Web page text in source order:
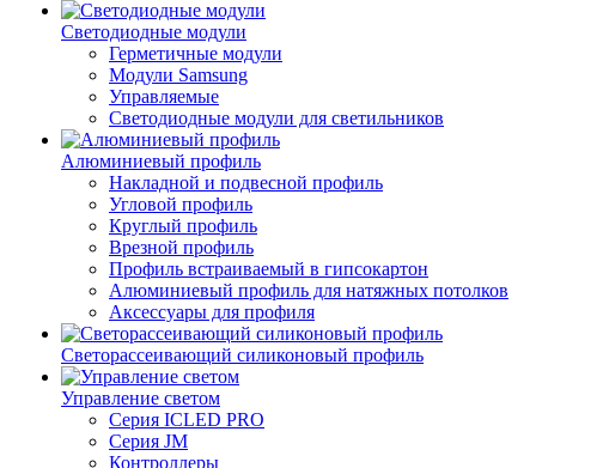
Светодиодные модули
Герметичные модули
Модули Samsung
Управляемые
Светодиодные модули для светильников
Алюминиевый профиль
Накладной и подвесной профиль
Угловой профиль
Круглый профиль
Врезной профиль
Профиль встраиваемый в гипсокартон
Алюминиевый профиль для натяжных потолков
Аксессуары для профиля
Светорассеивающий силиконовый профиль
Управление светом
Серия ICLED PRO
Серия JM
Контроллеры